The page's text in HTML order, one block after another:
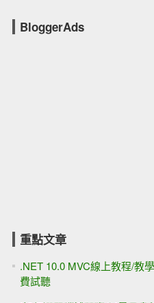
BloggerAds
重點文章
.NET 10.0 MVC線上教程/教
費試聽